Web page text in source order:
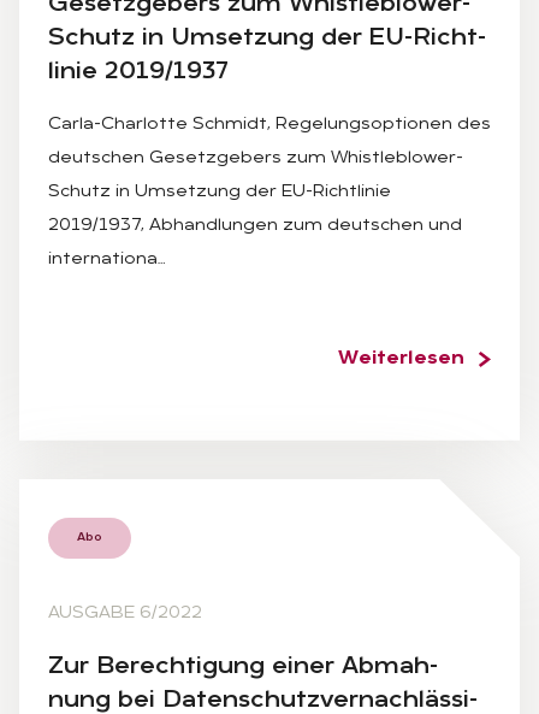
Schutz in Um­set­zung der EU-Richt­
li­nie 2019/1937
Carla-Charlotte Schmidt, Regelungsoptionen des
deutschen Gesetzgebers zum Whistleblower-
Schutz in Umsetzung der EU-Richtlinie
2019/1937, Abhandlungen zum deutschen und
internationa…
Weiterlesen
Abo
AUSGABE 6/2022
Zur Be­rech­ti­gung ei­ner Ab­mah­
nung bei Da­ten­schutz­ver­nach­läs­si­